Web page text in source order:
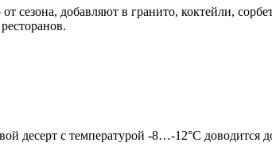
сезона, добавляют в гранито, коктейли,
десерт с температурой -8…-12°C доводится